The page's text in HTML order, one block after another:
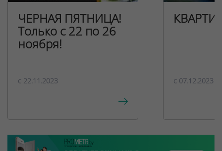
ЧЕРНАЯ ПЯТНИЦА!
Только с 22 по 26
ноября!
c 22.11.2023 c 07.12.2023